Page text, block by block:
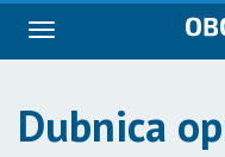
Navigácia
Dubnica